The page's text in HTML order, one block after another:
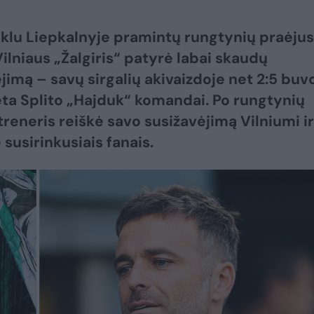
Liepkalnyje pramintų rungtynių
„Žalgiris“ patyrė labai skaudų
– savų sirgalių akivaizdoje net 2:5
Splito „Hajduk“ komandai. Po rungtynių
reiškė savo susižavėjimą Vilniumi ir
fanais.